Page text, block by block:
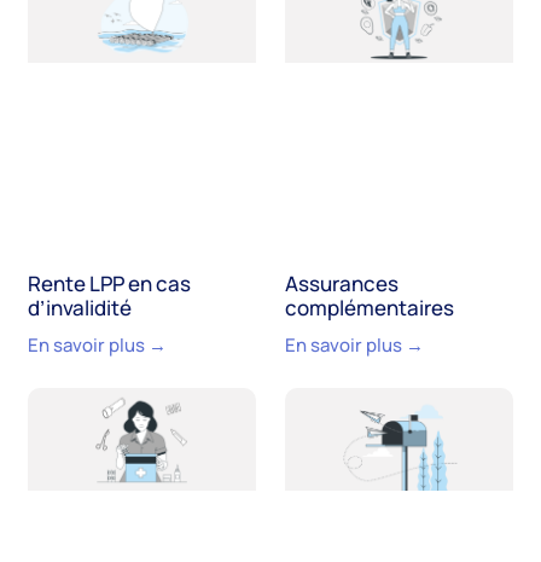
Rente LPP en cas
d’invalidité
En savoir plus →
Assurances
complémentaires
En savoir plus →